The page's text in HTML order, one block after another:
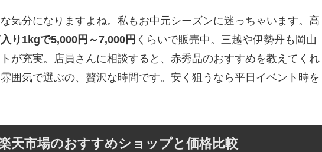
気分になりますよね。私もお中元シーズンに迷っちゃいます。高
り1kgで5,000円～7,000円 くらいで販売中。三越や伊勢丹も岡山
が充実。店員さんに相談すると、赤秀品のおすすめを教えてくれ
囲気で選ぶの、贅沢な時間です。安く狙うなら平日イベント時を
天市場のおすすめショップと価格比較